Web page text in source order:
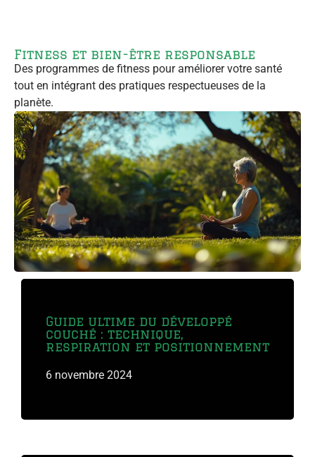
Fitness et bien-être responsable
Des programmes de fitness pour améliorer votre santé
tout en intégrant des pratiques respectueuses de la
planète.
Guide ultime du développé
couché : technique,
respiration et positionnement
6 novembre 2024